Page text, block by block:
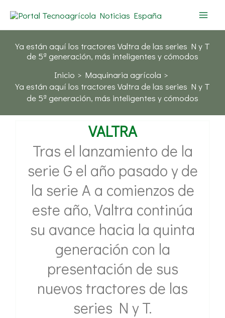
contenido
Ya están aquí los tractores Valtra de las series N y T
de 5ª generación, más inteligentes y cómodos
Inicio
Maquinaria agrícola
Ya están aquí los tractores Valtra de las series N y T
de 5ª generación, más inteligentes y cómodos
VALTRA
Tras el lanzamiento de la
serie G el año pasado y de
la serie A a comienzos de
este año, Valtra continúa
su avance hacia la quinta
generación con la
presentación de sus
nuevos tractores de las
series N y T.